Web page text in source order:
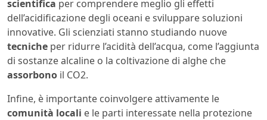
scientifica per comprendere meglio gli effetti
dell’acidificazione degli oceani e sviluppare soluzioni
innovative. Gli scienziati stanno studiando nuove
tecniche per ridurre l’acidità dell’acqua, come l’aggiunta
di sostanze alcaline o la coltivazione di alghe che
assorbono il CO2.
Infine, è importante coinvolgere attivamente le
comunità locali e le parti interessate nella protezione